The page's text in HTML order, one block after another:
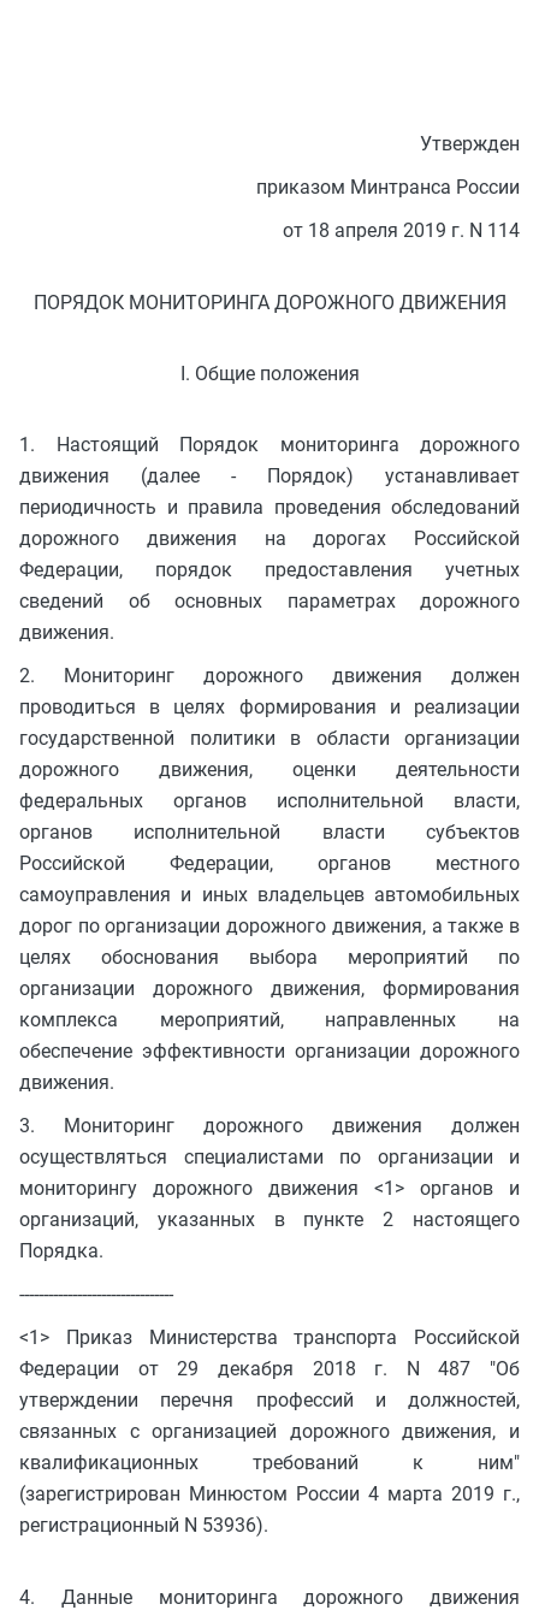
Утвержден
приказом Минтранса России
от 18 апреля 2019 г. N 114
ПОРЯДОК МОНИТОРИНГА ДОРОЖНОГО ДВИЖЕНИЯ
I. Общие положения
1. Настоящий Порядок мониторинга дорожного
движения (далее - Порядок) устанавливает
периодичность и правила проведения обследований
дорожного движения на дорогах Российской
Федерации, порядок предоставления учетных
сведений об основных параметрах дорожного
движения.
2. Мониторинг дорожного движения должен
проводиться в целях формирования и реализации
государственной политики в области организации
дорожного движения, оценки деятельности
федеральных органов исполнительной власти,
органов исполнительной власти субъектов
Российской Федерации, органов местного
самоуправления и иных владельцев автомобильных
дорог по организации дорожного движения, а также в
целях обоснования выбора мероприятий по
организации дорожного движения, формирования
комплекса мероприятий, направленных на
обеспечение эффективности организации дорожного
движения.
3. Мониторинг дорожного движения должен
осуществляться специалистами по организации и
мониторингу дорожного движения <1> органов и
организаций, указанных в пункте 2 настоящего
Порядка.
--------------------------------
<1> Приказ Министерства транспорта Российской
Федерации от 29 декабря 2018 г. N 487 "Об
утверждении перечня профессий и должностей,
связанных с организацией дорожного движения, и
квалификационных требований к ним"
(зарегистрирован Минюстом России 4 марта 2019 г.,
регистрационный N 53936).
4. Данные мониторинга дорожного движения